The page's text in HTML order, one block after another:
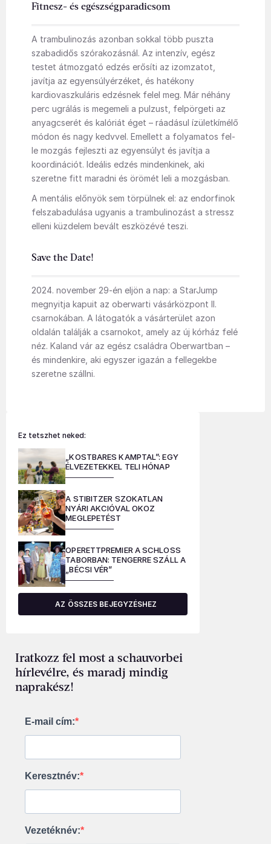
Fitnesz- és egészségparadicsom
A trambulinozás azonban sokkal több puszta
szabadidős szórakozásnál. Az intenzív, egész
testet átmozgató edzés erősíti az izomzatot,
javítja az egyensúlyérzéket, és hatékony
kardiovaszkuláris edzésnek felel meg. Már néhány
perc ugrálás is megemeli a pulzust, felpörgeti az
anyagcserét és kalóriát éget – ráadásul ízületkímélő
módon és nagy kedvvel. Emellett a folyamatos fel-
le mozgás fejleszti az egyensúlyt és javítja a
koordinációt. Ideális edzés mindenkinek, aki
szeretne fitt maradni és örömét leli a mozgásban.
A mentális előnyök sem törpülnek el: az endorfinok
felszabadulása ugyanis a trambulinozást a stressz
elleni küzdelem bevált eszközévé teszi.
Save the Date!
2024. november 29-én eljön a nap: a StarJump
megnyitja kapuit az oberwarti vásárközpont II.
csarnokában. A látogatók a vásárterület azon
oldalán találják a csarnokot, amely az új kórház felé
néz. Kaland vár az egész családra Oberwartban –
és mindenkire, aki egyszer igazán a fellegekbe
szeretne szállni.
Ez tetszhet neked:
„KOSTBARES KAMPTAL”: EGY
ÉLVEZETEKKEL TELI HÓNAP
A STIBITZER SZOKATLAN
NYÁRI AKCIÓVAL OKOZ
MEGLEPETÉST
OPERETTPREMIER A SCHLOSS
TABORBAN: TENGERRE SZÁLL A
„BÉCSI VÉR”
AZ ÖSSZES BEJEGYZÉSHEZ
Iratkozz fel most a schauvorbei
hírlevélre, és maradj mindig
naprakész!
E-mail cím:
Keresztnév:
Vezetéknév: